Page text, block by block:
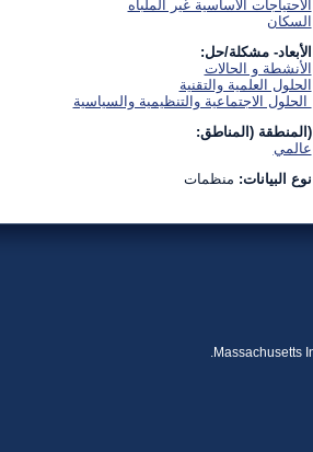
الاحتياجات الأساسية غير الملباه
السكان
الأبعاد- مشكلة/حل:
الأنشطة و الحالات
الحلول العلمية والتقنية
الحلول الاجتماعية والتنظيمية والسياسية
(المنطقة (المناطق:
عالمي
نوع البيانات: منظمات